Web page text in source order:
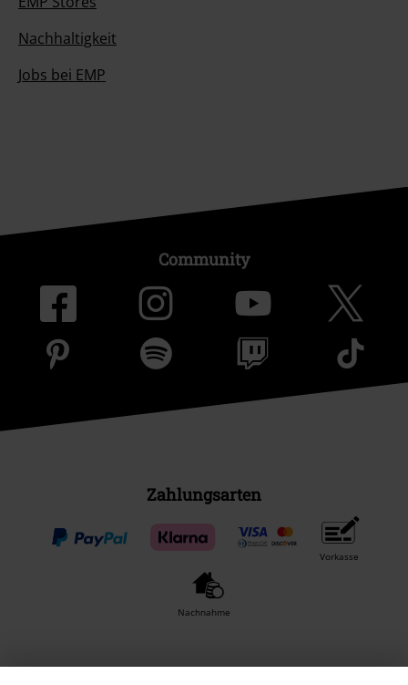
Nachhaltigkeit
Jobs bei EMP
Community
Zahlungsarten
Vorkasse
Nachnahme